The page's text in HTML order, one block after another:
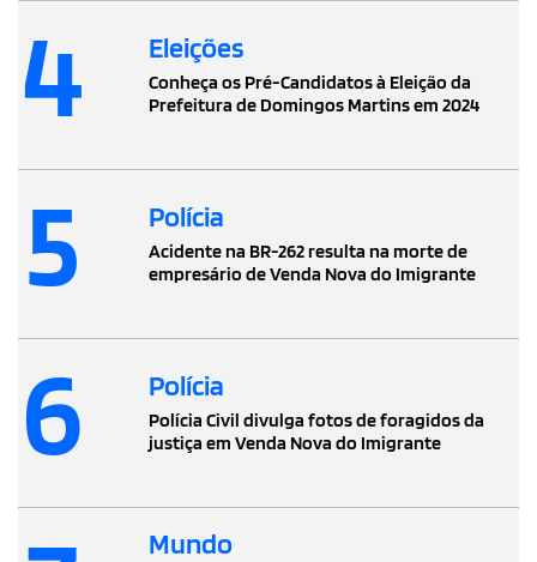
4 Eleições
Conheça os Pré-Candidatos à Eleição da
Prefeitura de Domingos Martins em 2024
5 Polícia
Acidente na BR-262 resulta na morte de
empresário de Venda Nova do Imigrante
6 Polícia
Polícia Civil divulga fotos de foragidos da
justiça em Venda Nova do Imigrante
Mundo